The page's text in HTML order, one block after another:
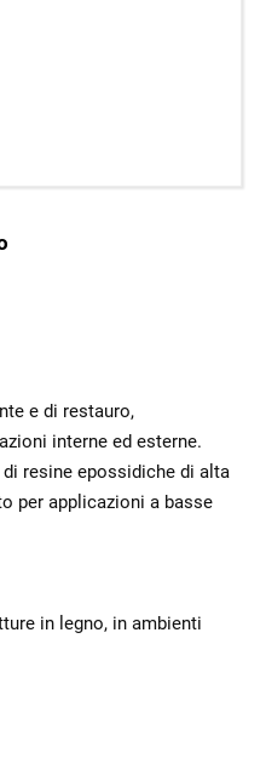
e di restauro,
interne ed esterne.
resine epossidiche di alta
per applicazioni a basse
in legno, in ambienti